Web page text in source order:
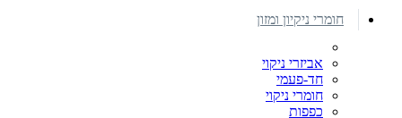
חומרי ניקיון ומזון
אביזרי ניקוי
חד-פעמי
חומרי ניקוי
כפפות